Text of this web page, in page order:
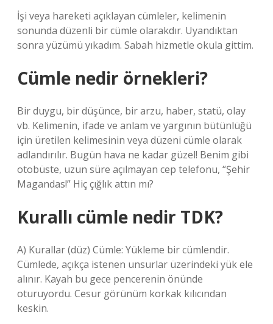
İşi veya hareketi açıklayan cümleler, kelimenin
sonunda düzenli bir cümle olarakdır. Uyandıktan
sonra yüzümü yıkadım. Sabah hizmetle okula gittim.
Cümle nedir örnekleri?
Bir duygu, bir düşünce, bir arzu, haber, statü, olay
vb. Kelimenin, ifade ve anlam ve yargının bütünlüğü
için üretilen kelimesinin veya düzeni cümle olarak
adlandırılır. Bugün hava ne kadar güzel! Benim gibi
otobüste, uzun süre açılmayan cep telefonu, “Şehir
Magandas!” Hiç çığlık attın mı?
Kurallı cümle nedir TDK?
A) Kurallar (düz) Cümle: Yükleme bir cümlendir.
Cümlede, açıkça istenen unsurlar üzerindeki yük ele
alınır. Kayah bu gece pencerenin önünde
oturuyordu. Cesur görünüm korkak kılıcından
keskin.